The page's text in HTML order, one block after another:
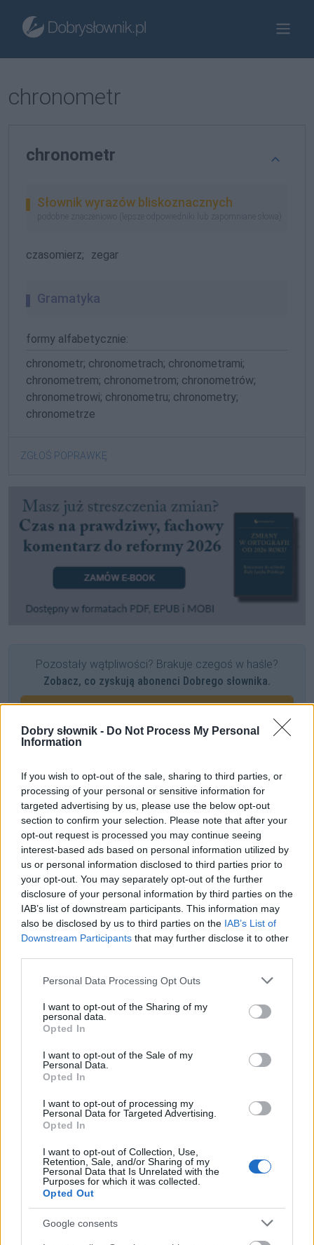
Dobry słownik - Do Not Process My Personal
Information
If you wish to opt-out of the sale, sharing to third parties, or
processing of your personal or sensitive information for
targeted advertising by us, please use the below opt-out
section to confirm your selection. Please note that after your
opt-out request is processed you may continue seeing
interest-based ads based on personal information utilized by
us or personal information disclosed to third parties prior to
your opt-out. You may separately opt-out of the further
disclosure of your personal information by third parties on the
IAB’s list of downstream participants. This information may
also be disclosed by us to third parties on the IAB’s List of
Downstream Participants that may further disclose it to other
Please note that this website/app uses one or more Google
not limited to your visit or usage behaviour. You may click to
grant or deny consent to Google and its third-party tags to
use your data for below specified purposes in below Google
consent section.
Personal Data Processing Opt Outs
I want to opt-out of the Sharing of my
personal data.
Opted In
I want to opt-out of the Sale of my
Personal Data.
Opted In
I want to opt-out of processing my
Personal Data for Targeted Advertising.
Opted In
I want to opt-out of Collection, Use,
Retention, Sale, and/or Sharing of my
Personal Data that Is Unrelated with the
Purposes for which it was collected.
Opted Out
Google consents
chronometr
chronometr
Słownik wyrazów bliskoznacznych
podobne znaczeniowo (lepsze odpowiedniki lub zapomniane słowa)
czasomierz; zegar
Gramatyka
formy alfabetycznie:
chronometr; chronometrach; chronometrami;
chronometrem; chronometrom; chronometrów;
chronometrowi; chronometru; chronometry;
chronometrze
ZGŁOŚ POPRAWKĘ
Pozostały wątpliwości? Brakuje czegoś w haśle?
Zobacz, co zyskują abonenci Dobrego słownika.
Często sprawdzane
Z punktu widzenia ilości kradzieży— czy to poprawnie?
Warianty:chipsyczyczipsy?
Warianty: czy istniejekwiz?
Ciekawostki
część mowy — Odsłonili tajemmnice części mowy
antipasto — Posłuchajcie o antypaście
niedźwiedź— Jak się nazywają świąteczne dni tygodnia u
niedźwiedzi?
Mogą Cię zainteresować również hasła
scrobblować
smartfon
leprechaun